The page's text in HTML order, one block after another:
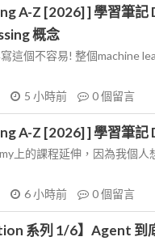
A-Z [2026] ] 學習筆記
概念
這個不容易! 整個machine
5 小時前 0個留言
A-Z [2026] ] 學習筆記
上的課程延伸，因為我個人
6 小時前 0個留言
系列 1/6】Agent 到